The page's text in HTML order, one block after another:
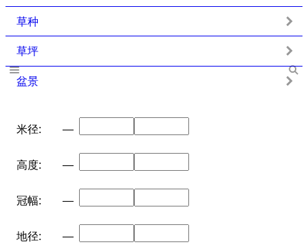
草种
草坪
盆景
米径: —
高度: —
冠幅: —
地径: —